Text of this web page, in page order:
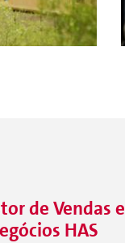
de Vendas e
HAS